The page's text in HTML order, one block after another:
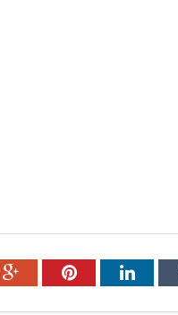
Google+Pinterest